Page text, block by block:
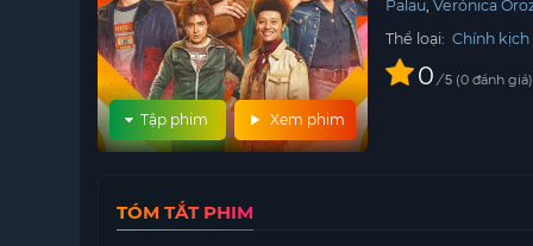
Xem phim
Tập phim
Palau Verónica
Thể loại: Chính kịch
0 / 5 0 đánh giá
TÓM TẮT PHIM